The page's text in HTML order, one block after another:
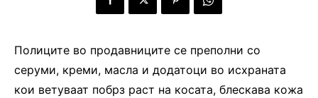
Полиците во продавниците се преполни со
серуми, креми, масла и додатоци во исхраната
кои ветуваат побрз раст на косата, блескава кожа